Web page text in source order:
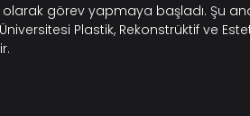
olarak görev yapmaya başladı. Şu
Plastik, Rekonstrüktif ve